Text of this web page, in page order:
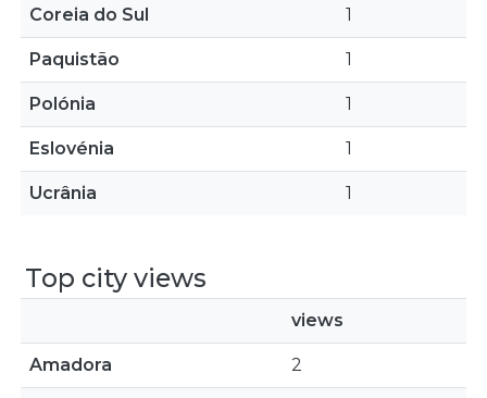
Coreia do Sul 1
Paquistão 1
Polónia 1
Eslovénia 1
Ucrânia 1
Top city views
views
Amadora 2